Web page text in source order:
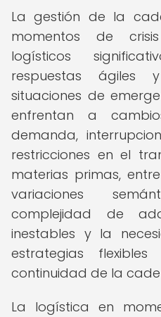
La gestión de la
momentos de
logísticos
respuestas ágiles
situaciones de
enfrentan a
demanda,
restricciones en el
materias primas,
variaciones
complejidad de
inestables y la
estrategias
continuidad de la
La logística en